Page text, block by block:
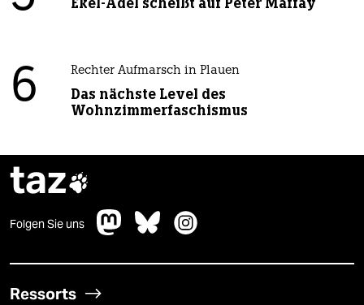
6 Rechter Aufmarsch in Plauen
Das nächste Level des
Wohnzimmerfaschismus
taz
Folgen Sie uns
Ressorts